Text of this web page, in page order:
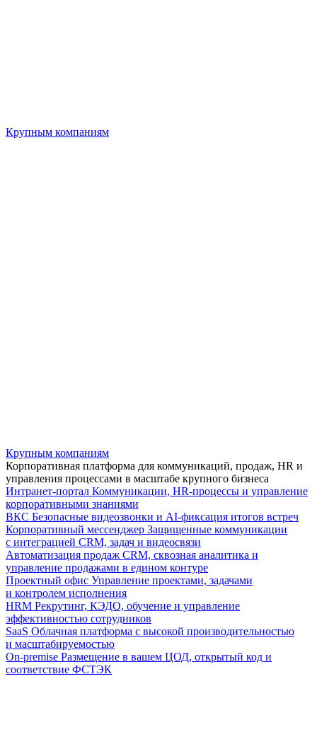
Крупным компаниям
Крупным компаниям
Корпоративная платформа для коммуникаций, продаж, HR и
управления процессами в масштабе крупного бизнеса
Интранет-портал Коммуникации, HR-процессы и управление
корпоративными знаниями
ВКС Безопасные видеозвонки и AI-фиксация итогов встреч
Корпоративный мессенджер Защищенные коммуникации
с интеграцией CRM, задач и видеосвязи
Автоматизация продаж CRM, сквозная аналитика и
управление продажами в едином контуре
Проектный офис Управление проектами, задачами
и контролем исполнения
HRM Рекрутинг, КЭДО, обучение и управление
эффективностью сотрудников
SaaS Облачная платформа с высокой производительностью
и масштабируемостью
On-premise Размещение в вашем ЦОД, открытый код и
соответствие ФСТЭК